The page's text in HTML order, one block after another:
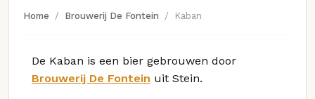
Home Brouwerij De Fontein Kaban
De Kaban is een bier gebrouwen door
Brouwerij De Fontein uit Stein.